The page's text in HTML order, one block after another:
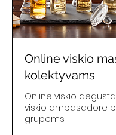
Online viskio
kolektyvams
Online viskio
viskio ambasadore
grupėms